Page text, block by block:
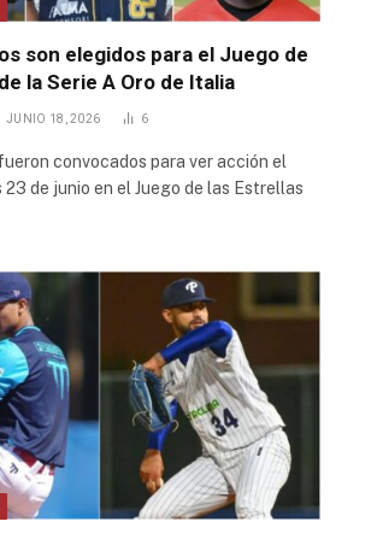
son elegidos para el Juego de
la Serie A Oro de Italia
JUNIO 18, 2026 6
convocados para ver acción el
de junio en el Juego de las Estrellas